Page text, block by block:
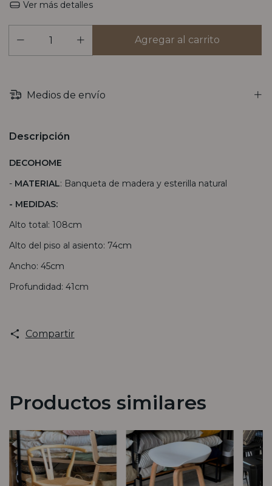
Ver más detalles
Medios de envío
Descripción
DECOHOME
- MATERIAL: Banqueta de madera y esterilla natural
- MEDIDAS:
Alto total: 108cm
Alto del piso al asiento: 74cm
Ancho: 45cm
Profundidad: 41cm
Compartir
Productos similares